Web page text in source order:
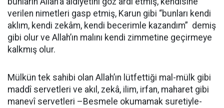
verilen nimetleri gasp etmiş, Karun gibi “bunları kendi
aklım, kendi zekâm, kendi becerimle kazandım” demiş
gibi olur ve Allah’ın malını kendi zimmetine geçirmeye
kalkmış olur.
Mülkün tek sahibi olan Allah’ın lütfettiği mal-mülk gibi
maddî servetleri ve akıl, zekâ, ilim, irfan, maharet gibi
manevî servetleri –Besmele okumamak suretiyle-